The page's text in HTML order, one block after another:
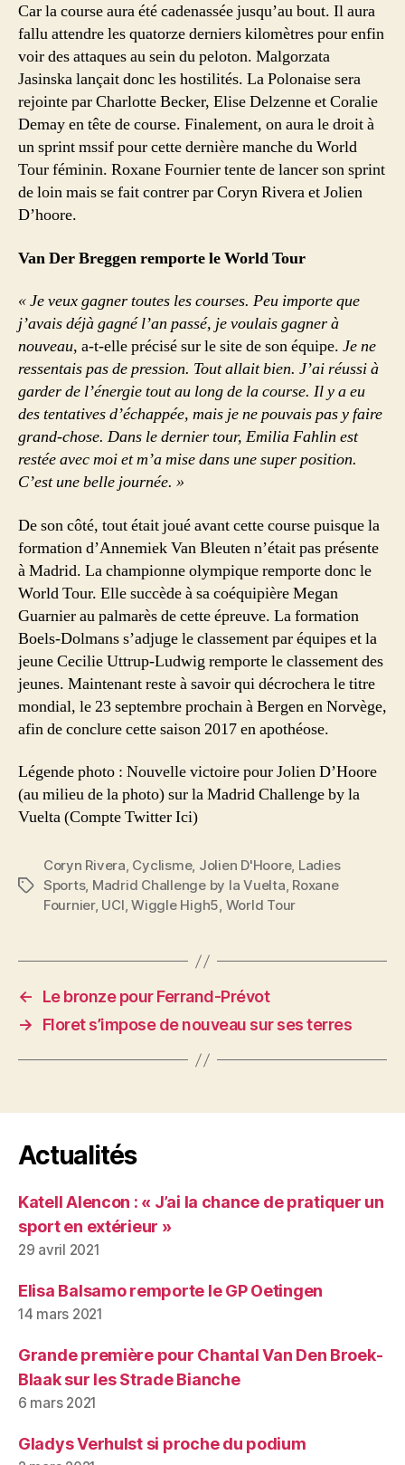
Car la course aura été cadenassée jusqu’au bout. Il aura
fallu attendre les quatorze derniers kilomètres pour enfin
voir des attaques au sein du peloton. Malgorzata
Jasinska lançait donc les hostilités. La Polonaise sera
rejointe par Charlotte Becker, Elise Delzenne et Coralie
Demay en tête de course. Finalement, on aura le droit à
un sprint mssif pour cette dernière manche du World
Tour féminin. Roxane Fournier tente de lancer son sprint
de loin mais se fait contrer par Coryn Rivera et Jolien
D’hoore.
Van Der Breggen remporte le World Tour
« Je veux gagner toutes les courses. Peu importe que
j’avais déjà gagné l’an passé, je voulais gagner à
nouveau, a-t-elle précisé sur le site de son équipe. Je ne
ressentais pas de pression. Tout allait bien. J’ai réussi à
garder de l’énergie tout au long de la course. Il y a eu
des tentatives d’échappée, mais je ne pouvais pas y faire
grand-chose. Dans le dernier tour, Emilia Fahlin est
restée avec moi et m’a mise dans une super position.
C’est une belle journée. »
De son côté, tout était joué avant cette course puisque la
formation d’Annemiek Van Bleuten n’était pas présente
à Madrid. La championne olympique remporte donc le
World Tour. Elle succède à sa coéquipière Megan
Guarnier au palmarès de cette épreuve. La formation
Boels-Dolmans s’adjuge le classement par équipes et la
jeune Cecilie Uttrup-Ludwig remporte le classement des
jeunes. Maintenant reste à savoir qui décrochera le titre
mondial, le 23 septembre prochain à Bergen en Norvège,
afin de conclure cette saison 2017 en apothéose.
Légende photo : Nouvelle victoire pour Jolien D’Hoore
(au milieu de la photo) sur la Madrid Challenge by la
Vuelta (Compte Twitter Ici)
Étiquettes
Coryn Rivera, Cyclisme, Jolien D'Hoore, Ladies
Sports, Madrid Challenge by la Vuelta, Roxane
Fournier, UCI,Wiggle High5, World Tour
←
Le bronze pour Ferrand-Prévot
→
Floret s’impose de nouveau sur ses terres
Actualités
Katell Alencon : « J’ai la chance de pratiquer un
sport en extérieur »
29 avril 2021
Elisa Balsamo remporte le GP Oetingen
14 mars 2021
Grande première pour Chantal Van Den Broek-
Blaak sur les Strade Bianche
6 mars 2021
Gladys Verhulst si proche du podium